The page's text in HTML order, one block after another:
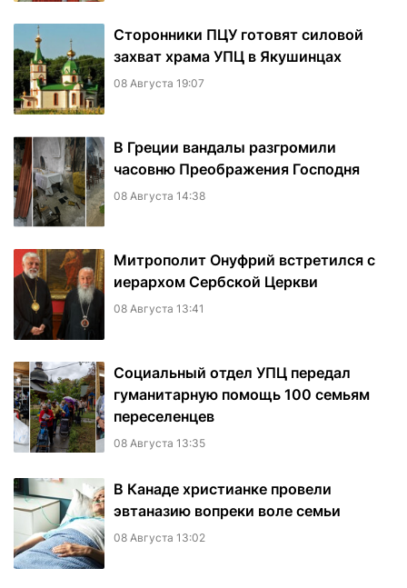
Сторонники ПЦУ готовят силовой
захват храма УПЦ в Якушинцах
08 Августа 19:07
В Греции вандалы разгромили
часовню Преображения Господня
08 Августа 14:38
Митрополит Онуфрий встретился с
иерархом Сербской Церкви
08 Августа 13:41
Социальный отдел УПЦ передал
гуманитарную помощь 100 семьям
переселенцев
08 Августа 13:35
В Канаде христианке провели
эвтаназию вопреки воле семьи
08 Августа 13:02